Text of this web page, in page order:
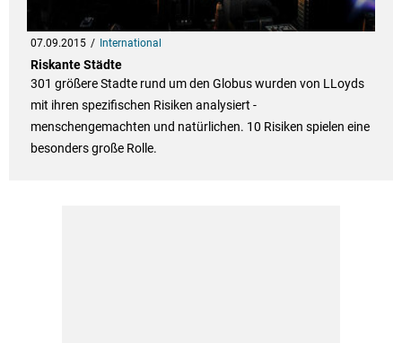
07.09.2015 International
Riskante Städte
301 größere Stadte rund um den Globus wurden von LLoyds
mit ihren spezifischen Risiken analysiert -
menschengemachten und natürlichen. 10 Risiken spielen eine
besonders große Rolle.